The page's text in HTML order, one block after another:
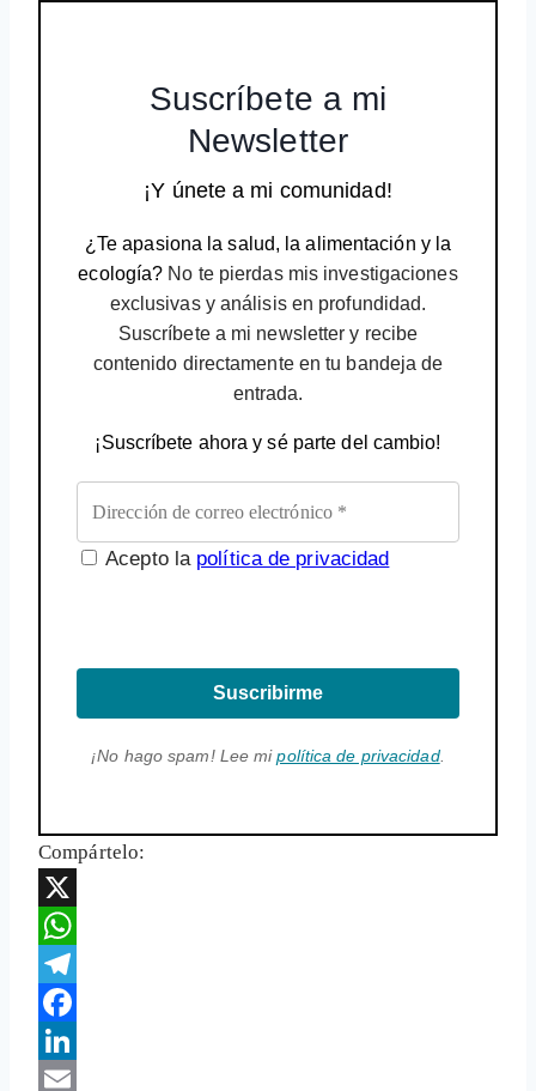
Suscríbete a mi
Newsletter
¡Y únete a mi comunidad!
¿Te apasiona la salud, la alimentación y la
ecología? No te pierdas mis investigaciones
exclusivas y análisis en profundidad.
Suscríbete a mi newsletter y recibe
contenido directamente en tu bandeja de
entrada.
¡Suscríbete ahora y sé parte del cambio!
Acepto la política de privacidad
Suscribirme
¡No hago spam! Lee mipolítica de privacidad.
Compártelo:
X
WhatsApp
Telegram
Facebook
LinkedIn